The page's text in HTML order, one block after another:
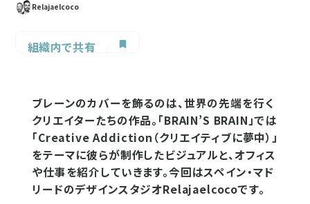
Relajaelcoco
組織内で共有
ブレーンのカバーを飾るのは、世界の先端を行く
クリエイターたちの作品。「BRAIN’S BRAIN」では
「Creative Addiction（クリエイティブに夢中）」
をテーマに彼らが制作したビジュアルと、オフィス
や仕事を紹介していきます。今回はスペイン・マド
リードのデザインスタジオRelajaelcocoです。